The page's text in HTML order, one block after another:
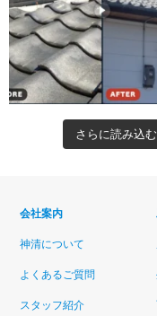
さらに読み込む
会社案内
神清について
よくあるご質問
スタッフ紹介